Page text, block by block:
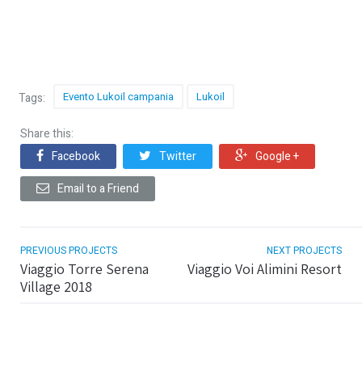
Tags: Evento Lukoil campania Lukoil
Share this:
Facebook
Twitter
Google +
Email to a Friend
PREVIOUS PROJECTS
Viaggio Torre Serena
Village 2018
NEXT PROJECTS
Viaggio Voi Alimini Resort